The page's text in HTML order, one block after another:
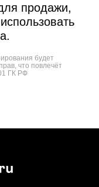
продажи,
будет
что повлечёт
ГК РФ